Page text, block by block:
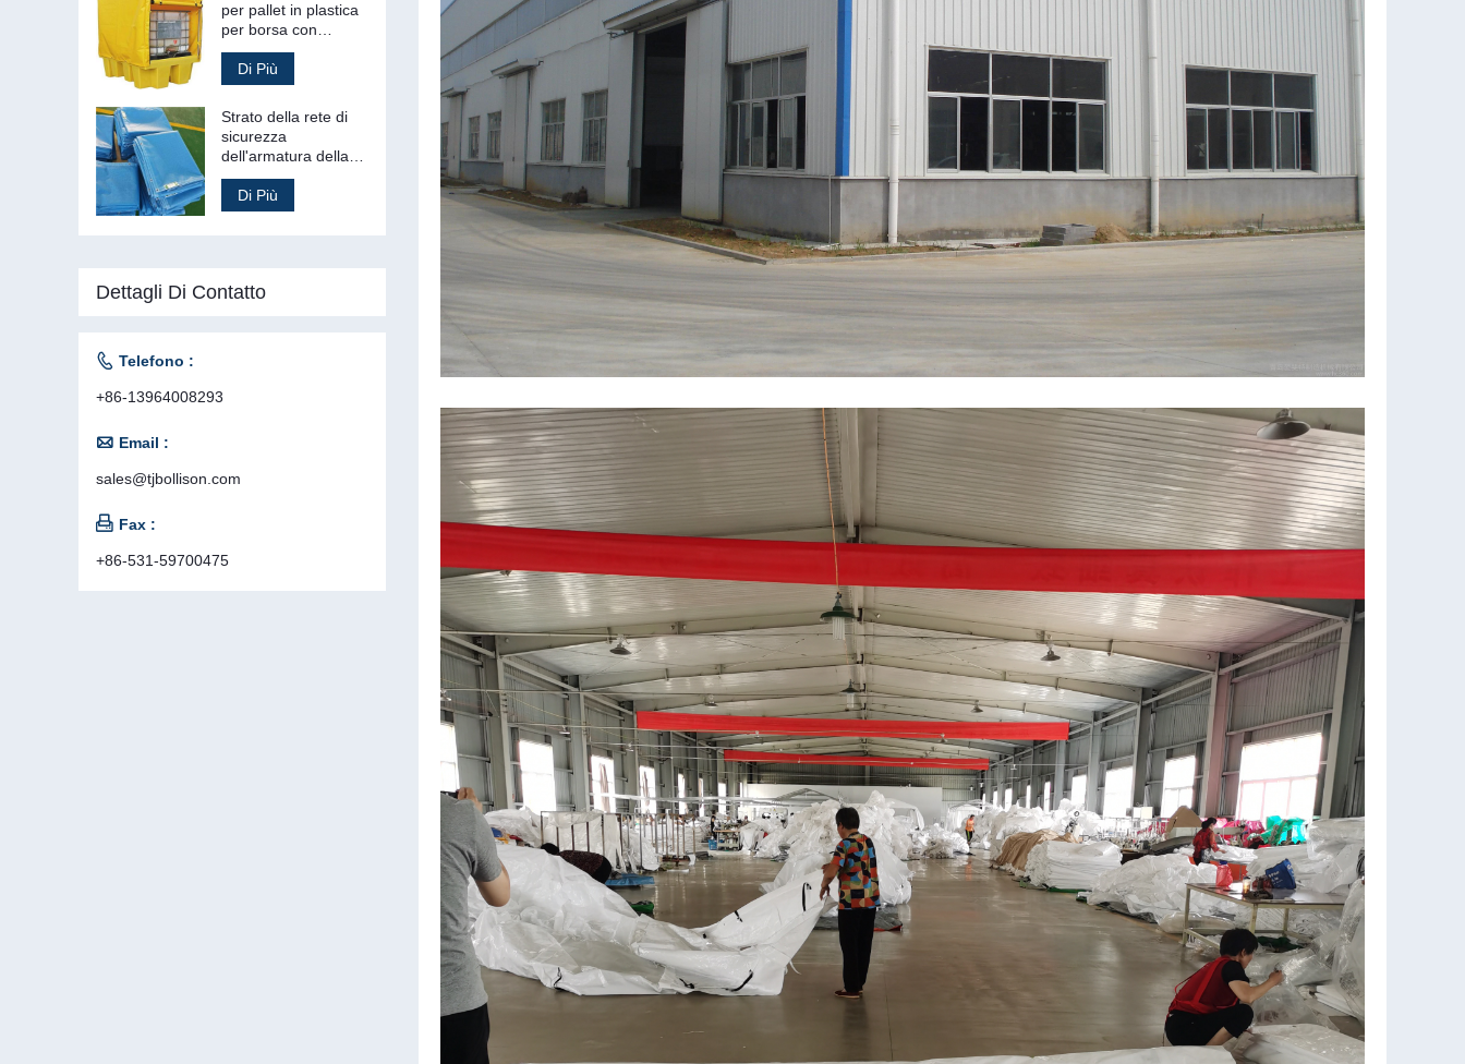
per pallet in plastica
per borsa con
copertura per pallet
in tela cerata in PVC
Di Più
Strato della rete di
sicurezza
dell'armatura della
costruzione a prova
di fuoco del PVC di
plastica
Di Più
Dettagli Di Contatto
 Telefono :
+86-13964008293
 Email :
sales@tjbollison.com
 Fax :
+86-531-59700475